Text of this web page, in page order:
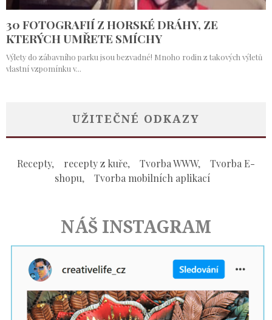
UŽITEČNÉ ODKAZY
Recepty, recepty z kuře, Tvorba WWW, Tvorba E-
shopu, Tvorba mobilních aplikací
NÁŠ INSTAGRAM